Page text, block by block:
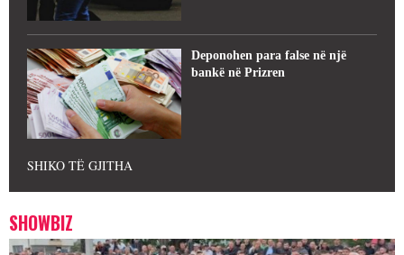
Deponohen para false në një
bankë në Prizren
SHIKO TË GJITHA
SHOWBIZ